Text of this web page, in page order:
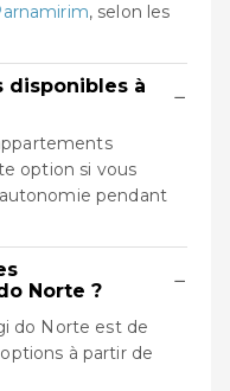
, selon les
disponibles à
−
option si vous
pendant
Norte ?
−
do Norte est de
à partir de